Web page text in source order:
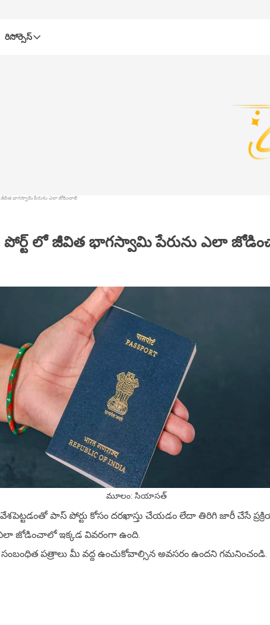
రిసోర్సెస్‌
జీవిత భాగస్వామి పేరును ఎలా జోడించాలి
లో జీవిత భాగస్వామి పేరును ఎలా
మూలం: సియాసత్
పాస్ పోర్టు కోసం దరఖాస్తు చేయడం లేదా తిరిగి జారీ చేసే
జోడించాలో ఇక్కడ వివరంగా ఉంది.
పత్రాలు మీ వద్ద ఉంచుకోవాల్సిన అవసరం ఉందని గమనించండి.